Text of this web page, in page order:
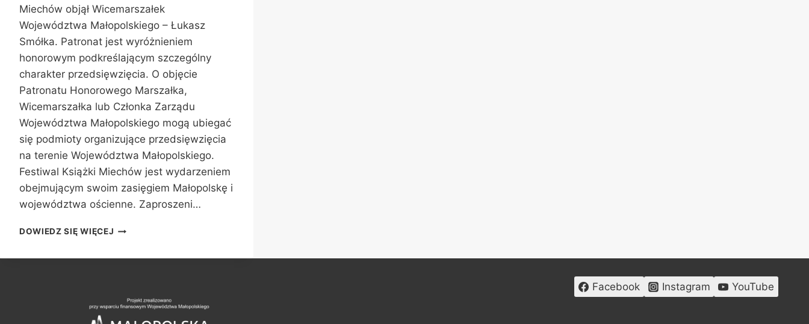
Miechów objął Wicemarszałek
Województwa Małopolskiego – Łukasz
Smółka. Patronat jest wyróżnieniem
honorowym podkreślającym szczególny
charakter przedsięwzięcia. O objęcie
Patronatu Honorowego Marszałka,
Wicemarszałka lub Członka Zarządu
Województwa Małopolskiego mogą ubiegać
się podmioty organizujące przedsięwzięcia
na terenie Województwa Małopolskiego.
Festiwal Książki Miechów jest wydarzeniem
obejmującym swoim zasięgiem Małopolskę i
województwa ościenne. Zaproszeni…
DOWIEDZ SIĘ WIĘCEJ PATRONAT
Facebook Instagram YouTube